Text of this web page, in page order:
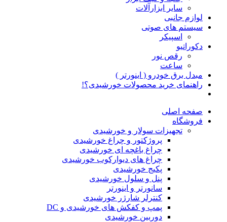
سایر ابزارآلات
لوازم جانبی
سیستم های صوتی
اسپیکر
دکوراتیو
رقص نور
ساعت
مبدل برق خودرو ( اینورتر )
راهنمای خرید محصولات خورشیدی؟!
صفحه اصلی
فروشگاه
تجهیزات سولار و خورشیدی
پروژکتور و چراغ خورشیدی
چراغ باغچه ای خورشیدی
چراغ های دیوارکوب خورشیدی
پکیج خورشیدی
پنل و سلول خورشیدی
سانورتر و اینورتر
کنترلر شارژر خورشیدی
پمپ و کفکش های خورشیدی و DC
دوربین خورشیدی